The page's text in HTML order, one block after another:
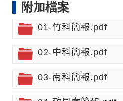
附加檔案
01-竹科簡報.pdf
02-中科簡報.pdf
03-南科簡報.pdf